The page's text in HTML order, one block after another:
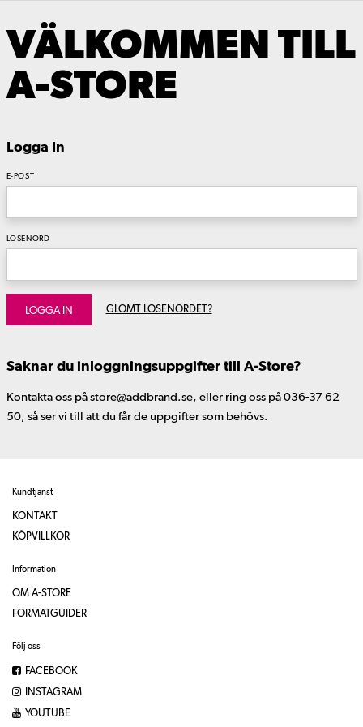
VÄLKOMMEN TILL
A-STORE
Logga In
E-POST
LÖSENORD
LOGGA IN GLÖMT LÖSENORDET?
Saknar du inloggningsuppgifter till A-Store?
Kontakta oss på store@addbrand.se, eller ring oss på 036-37 62
50, så ser vi till att du får de uppgifter som behövs.
Kundtjänst
KONTAKT
KÖPVILLKOR
Information
OM A-STORE
FORMATGUIDER
Följ oss
FACEBOOK
INSTAGRAM
YOUTUBE